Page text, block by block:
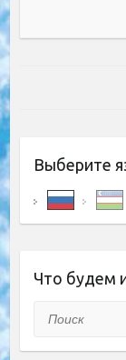
Выберите
Что будем
Поиск